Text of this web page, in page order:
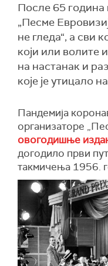
После 65 година
„Песме
не гледа“, а сви
који или волите
на настанак и
које је утицало
Пандемија
организаторе
овогодишње
догодило први
такмичења 1956.